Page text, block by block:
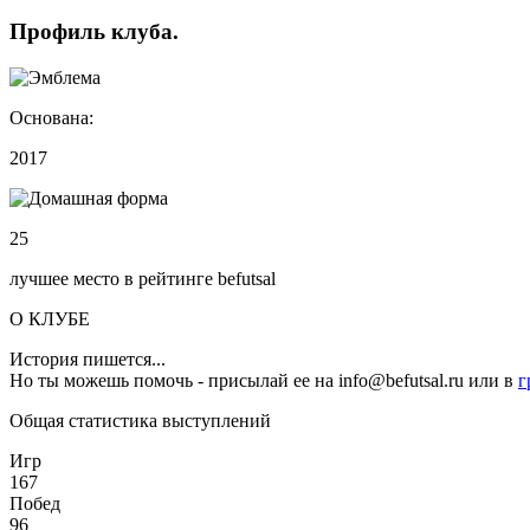
Профиль клуба.
Основана:
2017
25
лучшее место в рейтинге befutsal
О КЛУБЕ
История пишется...
Но ты можешь помочь - присылай ее на info@befutsal.ru или в
Общая статистика выступлений
Игр
167
Побед
96